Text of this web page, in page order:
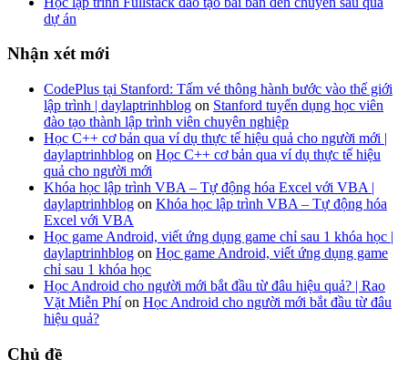
dự án
Nhận xét mới
CodePlus tại Stanford: Tấm vé thông hành bước vào thế giới
lập trình | daylaptrinhblog on Stanford tuyển dụng học viên
đào tạo thành lập trình viên chuyên nghiệp
Học C++ cơ bản qua ví dụ thực tế hiệu quả cho người mới |
daylaptrinhblog on Học C++ cơ bản qua ví dụ thực tế hiệu
quả cho người mới
Khóa học lập trình VBA – Tự động hóa Excel với VBA |
daylaptrinhblog on Khóa học lập trình VBA – Tự động hóa
Excel với VBA
Học game Android, viết ứng dụng game chỉ sau 1 khóa học |
daylaptrinhblog on Học game Android, viết ứng dụng game
chỉ sau 1 khóa học
Học Android cho người mới bắt đầu từ đâu hiệu quả? | Rao
Vặt Miễn Phíon Học Android cho người mới bắt đầu từ đâu
hiệu quả?
Chủ đề